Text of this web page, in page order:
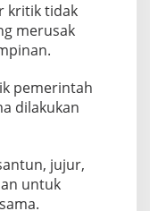
kritik tidak
merusak
pemerintah
dilakukan
jujur,
untuk